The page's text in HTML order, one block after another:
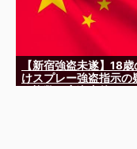
【新宿強盗未遂】18
けスプレー強盗指示